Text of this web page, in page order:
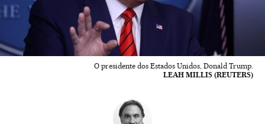
O presidente dos Estados Unidos, Donald Trump.
LEAH MILLIS (REUTERS)